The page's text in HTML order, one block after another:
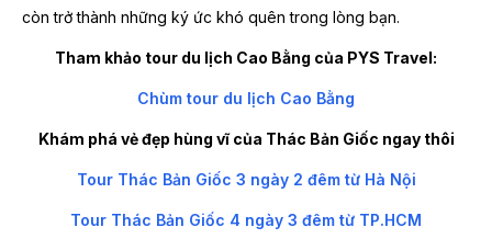
còn trở thành những ký ức khó quên trong lòng bạn.
Tham khảo tour du lịch Cao Bằng của PYS Travel:
Chùm tour du lịch Cao Bằng
Khám phá vẻ đẹp hùng vĩ của Thác Bản Giốc ngay thôi
Tour Thác Bản Giốc 3 ngày 2 đêm từ Hà Nội
Tour Thác Bản Giốc 4 ngày 3 đêm từ TP.HCM